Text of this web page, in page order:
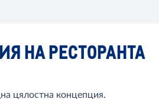
НА РЕСТОРАНТА
цялостна концепция.